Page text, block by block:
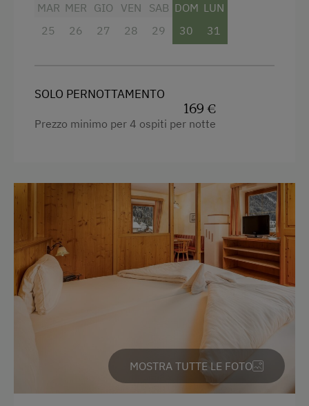
MAR
25
MER
26
GIO
27
VEN
28
SAB
29
DOM
30
LUN
31
SOLO PERNOTTAMENTO
169 €
Prezzo minimo per 4 ospiti per notte
MOSTRA TUTTE LE FOTO